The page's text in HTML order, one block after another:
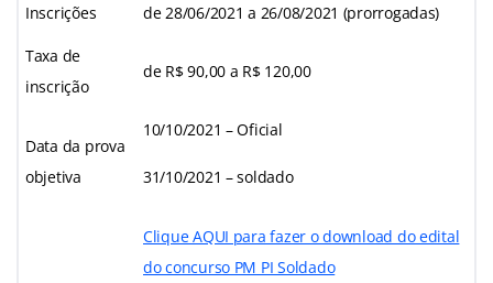
Inscrições de 28/06/2021 a 26/08/2021 (prorrogadas)
Taxa de
inscrição
de R$ 90,00 a R$ 120,00
Data da prova
objetiva
10/10/2021 – Oficial
31/10/2021 – soldado
Clique AQUI para fazer o download do edital
do concurso PM PI Soldado